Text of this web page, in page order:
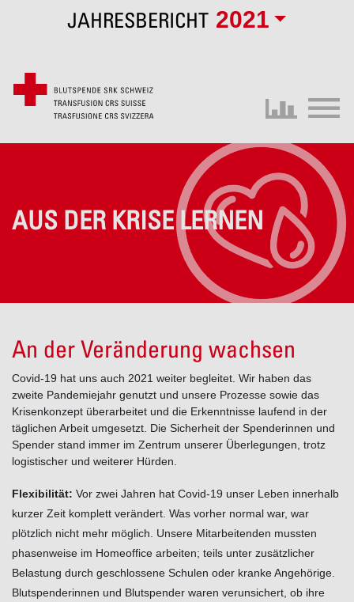
JAHRESBERICHT 2021
AUS DER KRISE LERNEN
An der Veränderung wachsen
Covid-19 hat uns auch 2021 weiter begleitet. Wir haben das
zweite Pandemiejahr genutzt und unsere Prozesse sowie das
Krisenkonzept überarbeitet und die Erkenntnisse laufend in der
täglichen Arbeit umgesetzt. Die Sicherheit der Spenderinnen und
Spender stand immer im Zentrum unserer Überlegungen, trotz
logistischer und weiterer Hürden.
Flexibilität: Vor zwei Jahren hat Covid-19 unser Leben innerhalb
kurzer Zeit komplett verändert. Was vorher normal war, war
plötzlich nicht mehr möglich. Unsere Mitarbeitenden mussten
phasenweise im Homeoffice arbeiten; teils unter zusätzlicher
Belastung durch geschlossene Schulen oder kranke Angehörige.
Blutspenderinnen und Blutspender waren verunsichert, ob ihre